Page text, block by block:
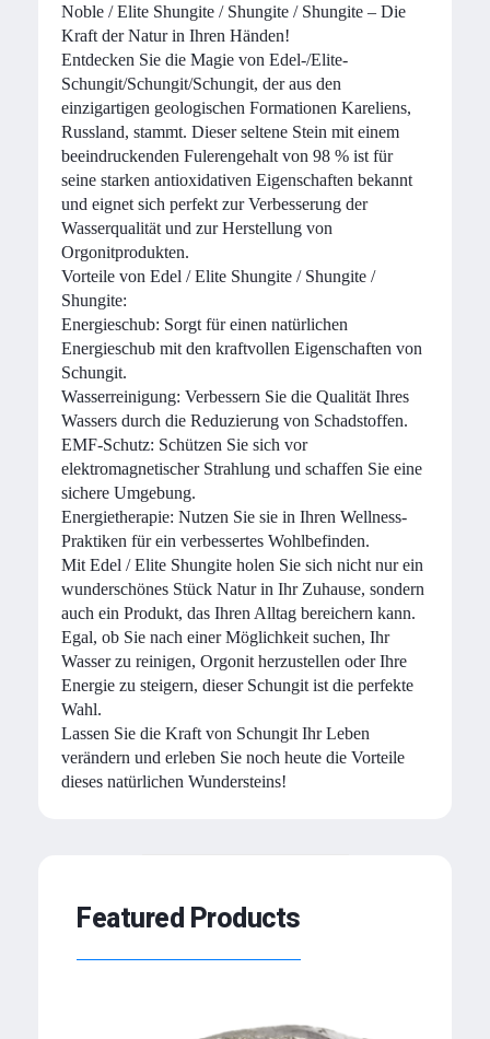
Noble / Elite Shungite / Shungite / Shungite – Die
Kraft der Natur in Ihren Händen!
Entdecken Sie die Magie von Edel-/Elite-
Schungit/Schungit/Schungit, der aus den
einzigartigen geologischen Formationen Kareliens,
Russland, stammt. Dieser seltene Stein mit einem
beeindruckenden Fulerengehalt von 98 % ist für
seine starken antioxidativen Eigenschaften bekannt
und eignet sich perfekt zur Verbesserung der
Wasserqualität und zur Herstellung von
Orgonitprodukten.
Vorteile von Edel / Elite Shungite / Shungite /
Shungite:
Energieschub: Sorgt für einen natürlichen
Energieschub mit den kraftvollen Eigenschaften von
Schungit.
Wasserreinigung: Verbessern Sie die Qualität Ihres
Wassers durch die Reduzierung von Schadstoffen.
EMF-Schutz: Schützen Sie sich vor
elektromagnetischer Strahlung und schaffen Sie eine
sichere Umgebung.
Energietherapie: Nutzen Sie sie in Ihren Wellness-
Praktiken für ein verbessertes Wohlbefinden.
Mit Edel / Elite Shungite holen Sie sich nicht nur ein
wunderschönes Stück Natur in Ihr Zuhause, sondern
auch ein Produkt, das Ihren Alltag bereichern kann.
Egal, ob Sie nach einer Möglichkeit suchen, Ihr
Wasser zu reinigen, Orgonit herzustellen oder Ihre
Energie zu steigern, dieser Schungit ist die perfekte
Wahl.
Lassen Sie die Kraft von Schungit Ihr Leben
verändern und erleben Sie noch heute die Vorteile
dieses natürlichen Wundersteins!
Featured Products